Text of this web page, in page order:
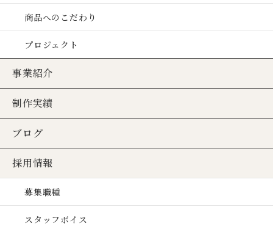
商品へのこだわり
プロジェクト
事業紹介
制作実績
ブログ
採用情報
募集職種
スタッフボイス